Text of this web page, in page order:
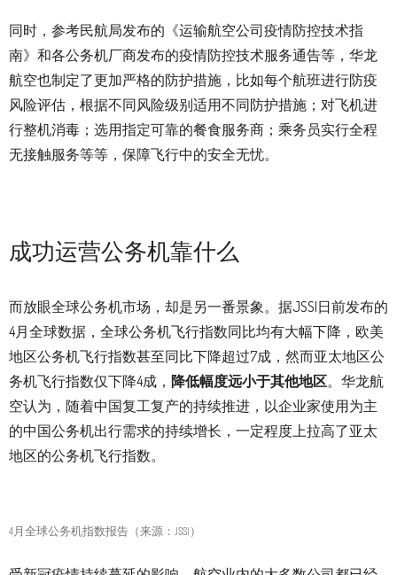
同时，参考民航局发布的《运输航空公司疫情防控技术指
南》和各公务机厂商发布的疫情防控技术服务通告等，华龙
航空也制定了更加严格的防护措施，比如每个航班进行防疫
风险评估，根据不同风险级别适用不同防护措施；对飞机进
行整机消毒；选用指定可靠的餐食服务商；乘务员实行全程
无接触服务等等，保障飞行中的安全无忧。
成功运营公务机靠什么
而放眼全球公务机市场，却是另一番景象。据JSSI日前发布的
4月全球数据，全球公务机飞行指数同比均有大幅下降，欧美
地区公务机飞行指数甚至同比下降超过7成，然而亚太地区公
务机飞行指数仅下降4成， 降低幅度远小于其他地区。华龙航
空认为，随着中国复工复产的持续推进，以企业家使用为主
的中国公务机出行需求的持续增长，一定程度上拉高了亚太
地区的公务机飞行指数。
4月全球公务机指数报告（来源：JSSI）